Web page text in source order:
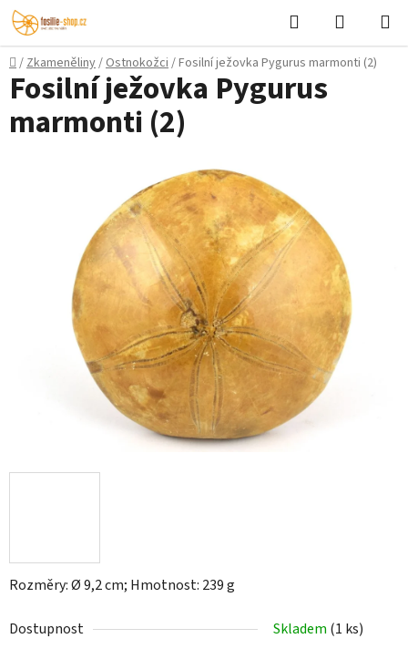
Přejít
na
obsah
Hledat
KOŠÍK
Domů
/Zkameněliny/Ostnokožci/Fosilní ježovka Pygurus marmonti (2)
Rozměry: Ø 9,2 cm; Hmotnost: 239 g
Dostupnost Skladem (1 ks)
Fosilní ježovka Pygurus
marmonti (2)